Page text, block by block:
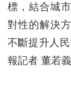
標，結合城
對性的解決
不斷提升人
報記者 董若